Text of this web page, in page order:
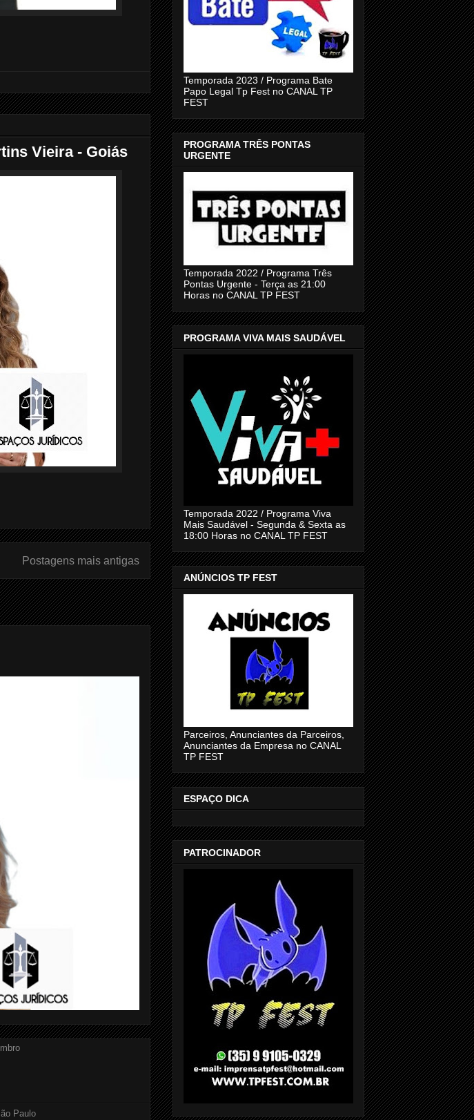
Vieira - Goiás
Postagens mais antigas
Paulo
Temporada 2023 / Programa Bate
Papo Legal Tp Fest no CANAL TP
FEST
PROGRAMA TRÊS PONTAS
URGENTE
Temporada 2022 / Programa Três
Pontas Urgente - Terça as 21:00
Horas no CANAL TP FEST
PROGRAMA VIVA MAIS SAUDÁVEL
Temporada 2022 / Programa Viva
Mais Saudável - Segunda & Sexta as
18:00 Horas no CANAL TP FEST
ANÚNCIOS TP FEST
Parceiros, Anunciantes da Parceiros,
Anunciantes da Empresa no CANAL
TP FEST
ESPAÇO DICA
PATROCINADOR